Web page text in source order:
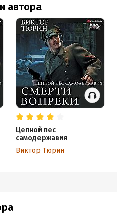
автора
Цепной пес
самодержавия
Виктор Тюрин